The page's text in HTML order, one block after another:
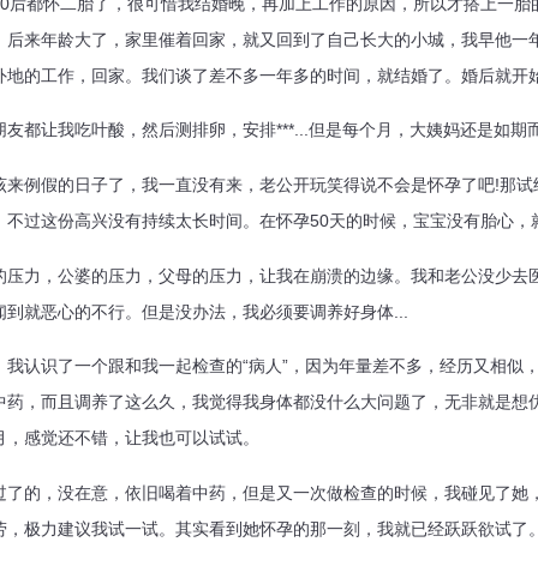
来年龄大了，家里催着回家，就又回到了自己长大的小城，我早他一
的工作，回家。我们谈了差不多一年多的时间，就结婚了。婚后就开
让我吃叶酸，然后测排卵，安排***...但是每个月，大姨妈还是如期
假的日子了，我一直没有来，老公开玩笑得说不会是怀孕了吧!那试
过这份高兴没有持续太长时间。在怀孕50天的时候，宝宝没有胎心，
，公婆的压力，父母的压力，让我在崩溃的边缘。我和老公没少去
就恶心的不行。但是没办法，我必须要调养好身体...
识了一个跟和我一起检查的“病人”，因为年量差不多，经历又相似
，而且调养了这么久，我觉得我身体都没什么大问题了，无非就是想
感觉还不错，让我也可以试试。
，没在意，依旧喝着中药，但是又一次做检查的时候，我碰见了她
极力建议我试一试。其实看到她怀孕的那一刻，我就已经跃跃欲试了